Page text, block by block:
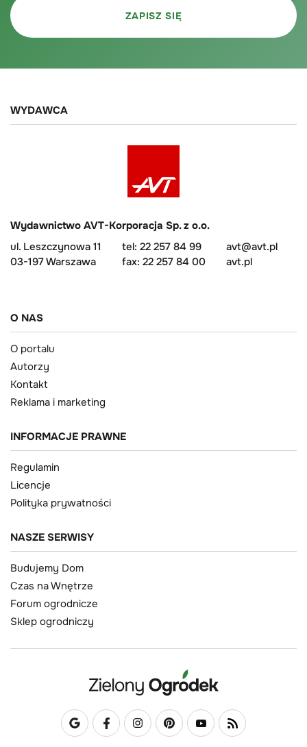
WYDAWCA
Wydawnictwo AVT-Korporacja Sp. z o.o.
ul. Leszczynowa 11
03-197 Warszawa
tel: 22 257 84 99
fax: 22 257 84 00
avt@avt.pl
avt.pl
O NAS
O portalu
Autorzy
Kontakt
Reklama i marketing
INFORMACJE PRAWNE
Regulamin
Licencje
Polityka prywatności
NASZE SERWISY
Budujemy Dom
Czas na Wnętrze
Forum ogrodnicze
Sklep ogrodniczy